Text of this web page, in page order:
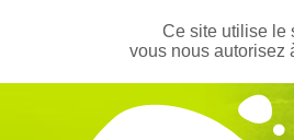
Ce site utilise le
vous nous autorisez